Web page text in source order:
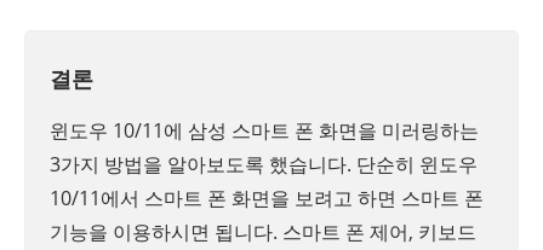
결론
윈도우 10/11에 삼성 스마트 폰 화면을 미러링하는
3가지 방법을 알아보도록 했습니다. 단순히 윈도우
10/11에서 스마트 폰 화면을 보려고 하면 스마트 폰
기능을 이용하시면 됩니다. 스마트 폰 제어, 키보드